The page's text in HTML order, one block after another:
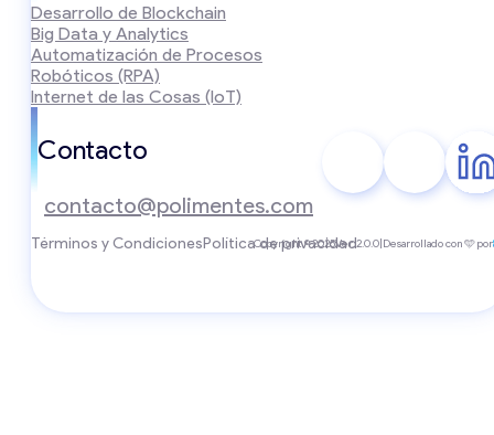
Desarrollo de Blockchain
Big Data y Analytics
Automatización de Procesos
Robóticos (RPA)
Internet de las Cosas (IoT)
Contacto
contacto@polimentes.com
Términos y CondicionesPolítica de privacidad
Copyright © 2025Ver. 2.0.0|Desarrollado con 🩵 por